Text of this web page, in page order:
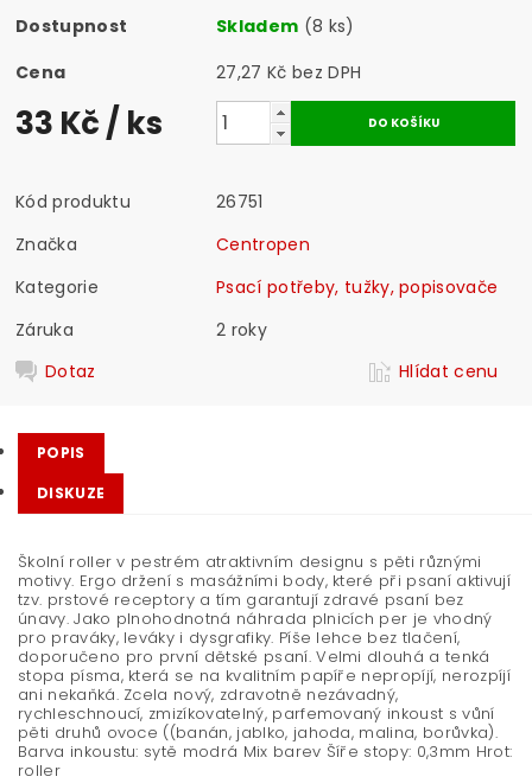
Dostupnost Skladem (8 ks)
Cena
27,27 Kč bez DPH
33 Kč/ ks
Kód produktu
26751
Značka
Centropen
Kategorie
Psací potřeby, tužky, popisovače
Záruka
2 roky
Dotaz
Hlídat cenu
POPIS
DISKUZE
Školní roller v pestrém atraktivním designu s pěti různými
motivy. Ergo držení s masážními body, které při psaní aktivují
tzv. prstové receptory a tím garantují zdravé psaní bez
únavy. Jako plnohodnotná náhrada plnicích per je vhodný
pro praváky, leváky i dysgrafiky. Píše lehce bez tlačení,
doporučeno pro první dětské psaní. Velmi dlouhá a tenká
stopa písma, která se na kvalitním papíře nepropíjí, nerozpíjí
ani nekaňká. Zcela nový, zdravotně nezávadný,
rychleschnoucí, zmizíkovatelný, parfemovaný inkoust s vůní
pěti druhů ovoce ((banán, jablko, jahoda, malina, borůvka).
Barva inkoustu: sytě modrá Mix barev Šíře stopy: 0,3mm Hrot:
roller